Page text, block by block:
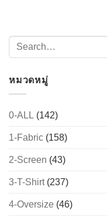
หมวดหมู่
0-ALL (142)
1-Fabric (158)
2-Screen (43)
3-T-Shirt(237)
4-Oversize (46)